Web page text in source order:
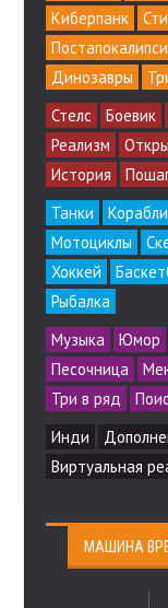
Киберпанк
Динозавры
Стелс
Боевик
Реализм
История
Танки
Корабли
Мотоциклы
Хоккей
Рыбалка
Музыка
Юмор
Песочница
Три в ряд
Инди
Виртуальная
МАШИНА